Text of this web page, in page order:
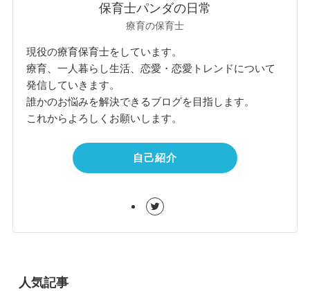
保育士パンダの日常
療育の保育士
現役の療育保育士をしています。
療育、一人暮らし生活、恋愛・恋愛トレンドについて
発信していきます。
誰かのお悩みを解決できるブログを目指します。
これからよろしくお願いします。
自己紹介
人気記事